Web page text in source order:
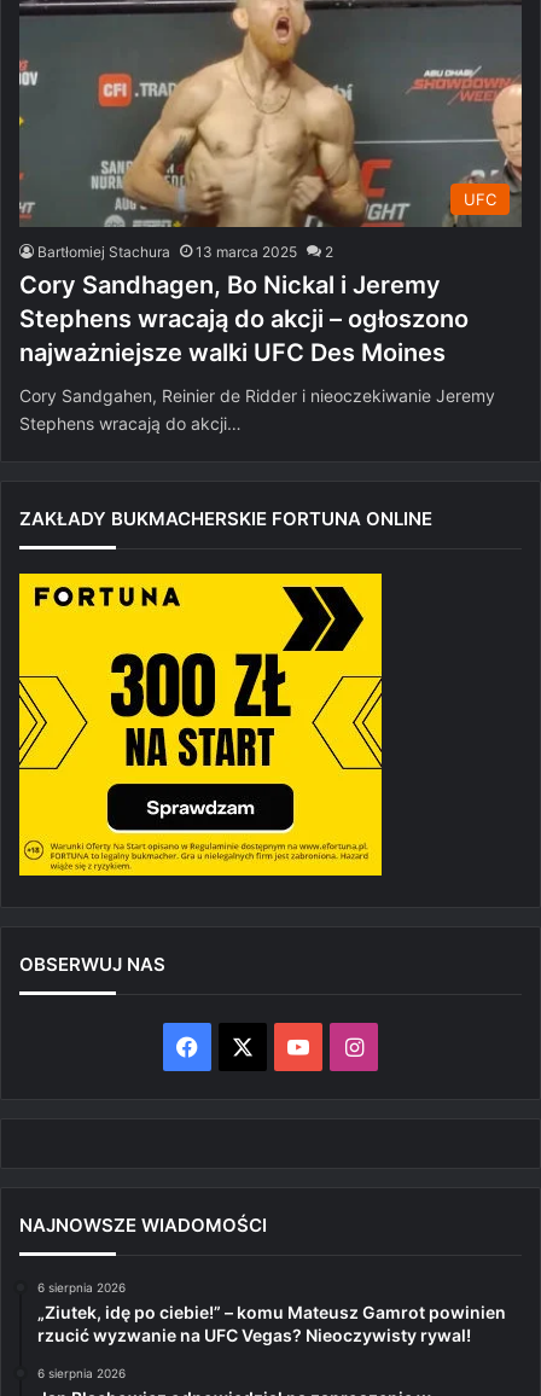
UFC
Bartłomiej Stachura 13 marca 2025 2
Cory Sandhagen, Bo Nickal i Jeremy
Stephens wracają do akcji – ogłoszono
najważniejsze walki UFC Des Moines
Cory Sandgahen, Reinier de Ridder i nieoczekiwanie Jeremy
Stephens wracają do akcji…
ZAKŁADY BUKMACHERSKIE FORTUNA ONLINE
OBSERWUJ NAS
Facebook YouTubeInstagram
NAJNOWSZE WIADOMOŚCI
6 sierpnia 2026
„Ziutek, idę po ciebie!” – komu Mateusz Gamrot powinien
rzucić wyzwanie na UFC Vegas? Nieoczywisty rywal!
6 sierpnia 2026